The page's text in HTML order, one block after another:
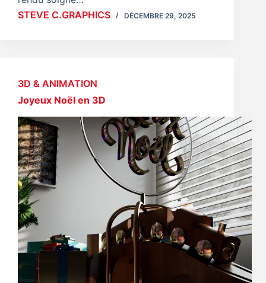
STEVE C.GRAPHICS
DÉCEMBRE 29, 2025
3D & ANIMATION
Joyeux Noël en 3D